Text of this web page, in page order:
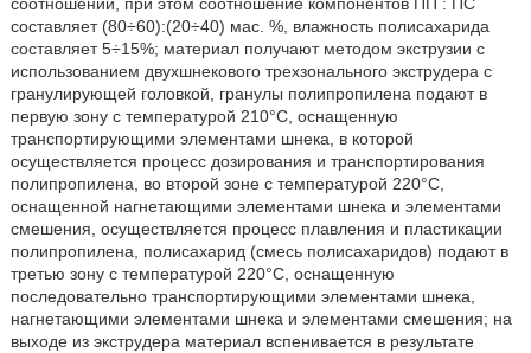
соотношении, при этом соотношение компонентов ПП : ПС
составляет (80÷60):(20÷40) мас. %, влажность полисахарида
составляет 5÷15%; материал получают методом экструзии с
использованием двухшнекового трехзонального экструдера с
гранулирующей головкой, гранулы полипропилена подают в
первую зону с температурой 210°C, оснащенную
транспортирующими элементами шнека, в которой
осуществляется процесс дозирования и транспортирования
полипропилена, во второй зоне с температурой 220°C,
оснащенной нагнетающими элементами шнека и элементами
смешения, осуществляется процесс плавления и пластикации
полипропилена, полисахарид (смесь полисахаридов) подают в
третью зону с температурой 220°C, оснащенную
последовательно транспортирующими элементами шнека,
нагнетающими элементами шнека и элементами смешения; на
выходе из экструдера материал вспенивается в результате